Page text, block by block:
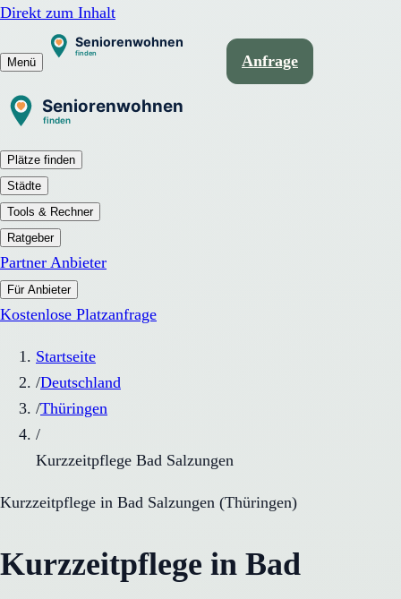
Direkt zum Inhalt
Menü Anfrage
Plätze finden
Städte
Tools & Rechner
Ratgeber
Partner Anbieter
Für Anbieter
Kostenlose Platzanfrage
Startseite
/Deutschland
/Thüringen
/
Kurzzeitpflege Bad Salzungen
Kurzzeitpflege in Bad Salzungen (Thüringen)
Kurzzeitpflege in Bad